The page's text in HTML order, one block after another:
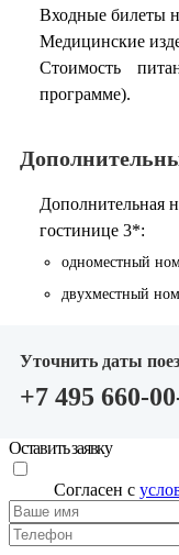
Входные билеты
Медицинские
Стоимость
программе).
Дополнительная
гостинице 3*:
одноместный
двухместный
Уточнить даты
+7 495 660-
Оставить заявку
Согласен с